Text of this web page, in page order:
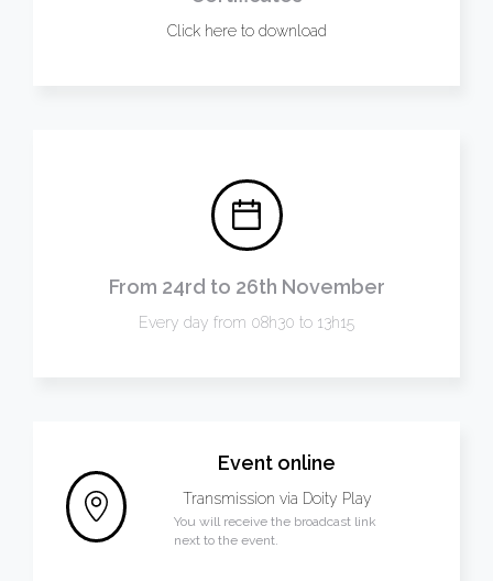
Click here to download
From 24rd to 26th November
Every day from 08h30 to 13h15
Event online
Transmission via Doity Play
You will receive the broadcast link
next to the event.